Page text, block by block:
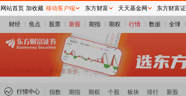
财经 焦点 股票 新股 期指 期权 行情 数据 全球
行情中心 指数 期指 期权 个股 板块 排行 新股
网站首页 加收藏 移动客户端 东方财富 天天基金网 东方财富
关